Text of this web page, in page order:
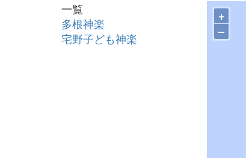
一覧
多根神楽
宅野子ども神楽
+
–